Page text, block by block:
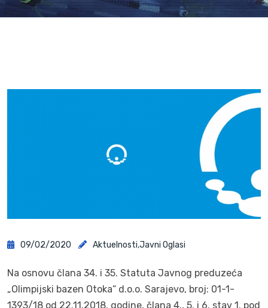
09/02/2020 Aktuelnosti,Javni Oglasi
Na osnovu člana 34. i 35. Statuta Javnog preduzeća
„Olimpijski bazen Otoka“ d.o.o. Sarajevo, broj: 01-1-
1393/18 od 22.11.2018. godine, člana 4., 5. i 6. stav 1. pod